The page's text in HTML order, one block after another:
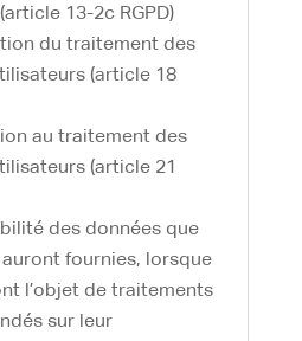
13-2c RGPD)
du traitement des
(article 18
au traitement des
(article 21
des données que
auront fournies, lorsque
l’objet de traitements
sur leur